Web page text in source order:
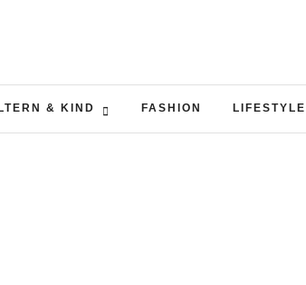
& KIND FASHION LIFESTYLE